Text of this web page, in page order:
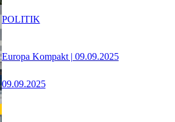
Europa Kompakt | 09.09.2025
09.09.2025
POLITIK